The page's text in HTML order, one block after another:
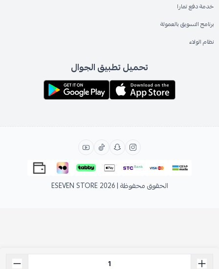
خدمة دفع تمارا
برنامج التسويق بالعمولة
نظام الولاء
تحميل تطبيق الجوال
الحقوق محفوظة | 2026 ESEVEN STORE